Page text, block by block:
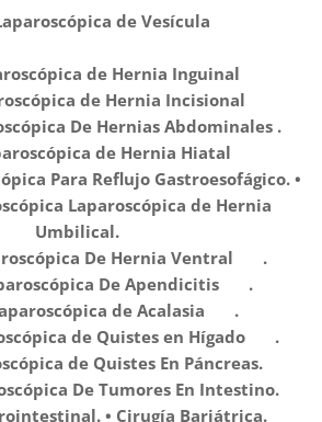
de Vesícula ✅️
de Hernia Inguinal ✅️
de Hernia Incisional ✅️
De Hernias Abdominales .
de Hernia Hiatal ✅️
Para Reflujo Gastroesofágico. •
Laparoscópica de Hernia
Umbilical.
De Hernia Ventral ✅️ .
De Apendicitis ✅️ .
de Acalasia ✅️ .
de Quistes en Hígado ✅️ .
de Quistes En Páncreas.✅️
De Tumores En Intestino.
• Cirugía Bariátrica.